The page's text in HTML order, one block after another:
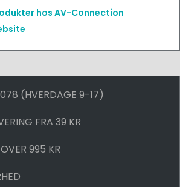
hos AV-Connection
(HVERDAGE 9-17)
FRA 39 KR
995 KR